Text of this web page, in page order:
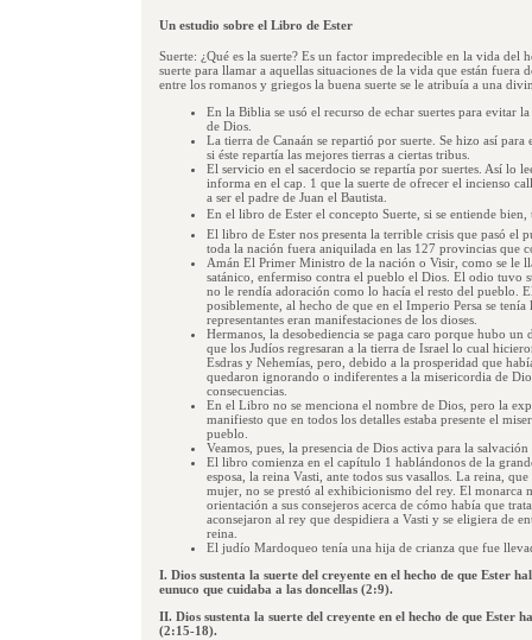
Un estudio sobre el Libro de Ester
Suerte: ¿Qué es la suerte? Es un factor impredecible en la vida del
suerte para llamar a aquellas situaciones de la vida que están fuera
entre los romanos y griegos la buena suerte se le atribuía a una
En la Biblia se usó el recurso de echar suertes para evitar
de Dios.
La tierra de Canaán se repartió por suerte. Se hizo así
si éste repartía las mejores tierras a ciertas tribus.
El servicio en el sacerdocio se repartía por suertes. Así lo
informa en el cap. 1 que la suerte de ofrecer el incienso
a ser el padre de Juan el Bautista.
En el libro de Ester el concepto Suerte, si se entiende
El libro de Ester nos presenta la terrible crisis que pasó el
toda la nación fuera aniquilada en las 127 provincias que
Amán El Primer Ministro de la nación o Visir, como se le
satánico, enfermiso contra el pueblo el Dios. El odio tuvo
no le rendía adoración como lo hacía el resto del pueblo.
posiblemente, al hecho de que en el Imperio Persa se tenía
representantes eran manifestaciones de los dioses.
Hermanos, la desobediencia se paga caro porque hubo un
que los Judíos regresaran a la tierra de Israel lo cual
Esdras y Nehemías, pero, debido a la prosperidad que
quedaron ignorando o indiferentes a la misericordia de
consecuencias.
En el Libro no se menciona el nombre de Dios, pero la
manifiesto que en todos los detalles estaba presente el
pueblo.
Veamos, pues, la presencia de Dios activa para la
El libro comienza en el capítulo 1 hablándonos de la
esposa, la reina Vasti, ante todos sus vasallos. La reina,
mujer, no se prestó al exhibicionismo del rey. El monarca
orientación a sus consejeros acerca de cómo había que
aconsejaron al rey que despidiera a Vasti y se eligiera de
reina.
El judío Mardoqueo tenía una hija de crianza que fue
I. Dios sustenta la suerte del creyente en el hecho de que Ester
eunuco que cuidaba a las doncellas (2:9).
II. Dios sustenta la suerte del creyente en el hecho de que Ester
(2:15-18).